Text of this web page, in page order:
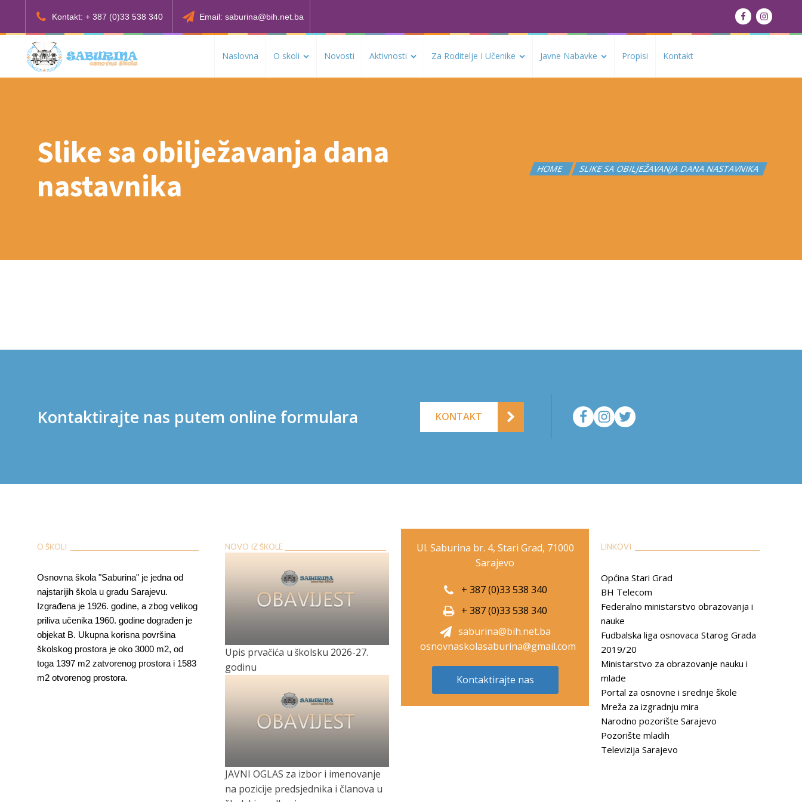
Kontakt: + 387 (0)33 538 340 Email: saburina@bih.net.ba
Naslovna O skoli Novosti Aktivnosti Za Roditelje I Učenike Javne Nabavke Propisi Kontakt
Slike sa obilježavanja dana
nastavnika
HOME SLIKE SA OBILJEŽAVANJA DANA NASTAVNIKA
Kontaktirajte nas putem online formulara KONTAKT
O ŠKOLI ___________________________________________
Osnovna škola "Saburina" je jedna od
najstarijih škola u gradu Sarajevu.
Izgrađena je 1926. godine, a zbog velikog
priliva učenika 1960. godine dograđen je
objekat B. Ukupna korisna površina
školskog prostora je oko 3000 m2, od
toga 1397 m2 zatvorenog prostora i 1583
m2 otvorenog prostora.
NOVO IZ ŠKOLE __________________________________
Upis prvačića u školsku 2026-27.
godinu
JAVNI OGLAS za izbor i imenovanje
na pozicije predsjednika i članova u
Ul. Saburina br. 4, Stari Grad, 71000
Sarajevo
+ 387 (0)33 538 340
+ 387 (0)33 538 340
saburina@bih.net.ba
osnovnaskolasaburina@gmail.com
Kontaktirajte nas
LINKOVI __________________________________________
Općina Stari Grad
BH Telecom
Federalno ministarstvo obrazovanja i
nauke
Fudbalska liga osnovaca Starog Grada
2019/20
Ministarstvo za obrazovanje nauku i
mlade
Portal za osnovne i srednje škole
Mreža za izgradnju mira
Narodno pozorište Sarajevo
Pozorište mladih
Televizija Sarajevo